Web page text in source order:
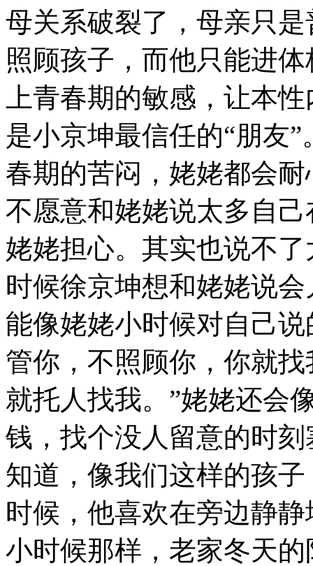
母关系破裂了，母亲只
照顾孩子，而他只能进
上青春期的敏感，让本
是小京坤最信任的“朋友
春期的苦闷，姥姥都会
不愿意和姥姥说太多自
姥姥担心。其实也说不
时候徐京坤想和姥姥说
能像姥姥小时候对自己
管你，不照顾你，你就
就托人找我。”姥姥还会
钱，找个没人留意的时
知道，像我们这样的孩
时候，他喜欢在旁边静
小时候那样，老家冬天